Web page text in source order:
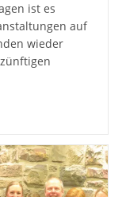
ist es
auf
wieder